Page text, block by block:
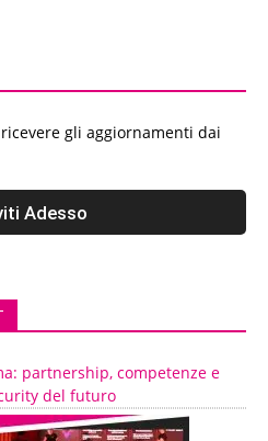
gli aggiornamenti dai
partnership, competenze e
del futuro